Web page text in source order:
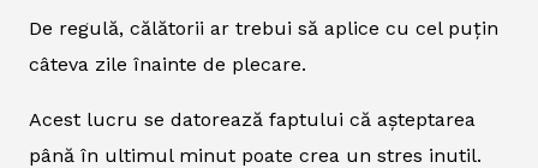
De regulă, călătorii ar trebui să aplice cu cel puțin
câteva zile înainte de plecare.
Acest lucru se datorează faptului că așteptarea
până în ultimul minut poate crea un stres inutil.